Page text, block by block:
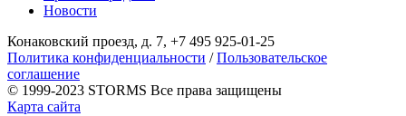
Новости
Конаковский проезд, д. 7, +7 495 925-01-25
Политика конфиденциальности /Пользовательское
соглашение
© 1999-2023 STORMS Все права защищены
Карта сайта